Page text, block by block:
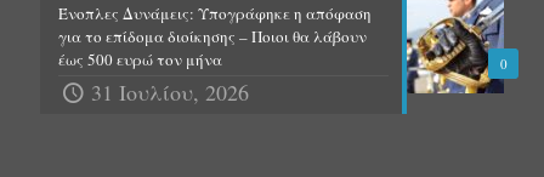
0
Ένοπλες Δυνάμεις: Υπογράφηκε η απόφαση
για το επίδομα διοίκησης – Ποιοι θα λάβουν
έως 500 ευρώ τον μήνα
31 Ιουλίου, 2026